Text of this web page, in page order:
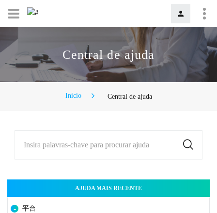
Central de ajuda
Início Central de ajuda
Insira palavras-chave para procurar ajuda
AJUDA MAIS RECENTE
平台